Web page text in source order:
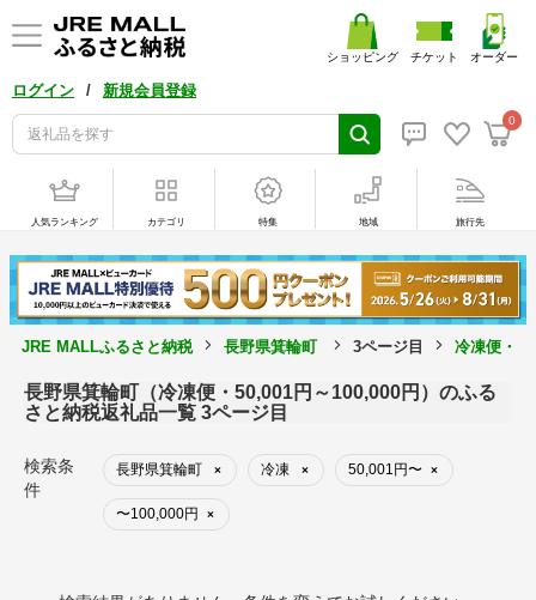
ログイン / 新規会員登録
0
ショッピング チケット オーダー
人気ランキング カテゴリ 特集 地域 旅行先
JRE MALLふるさと納税 長野県箕輪町 3ページ目 冷凍便・
長野県箕輪町（冷凍便・50,001円～100,000円）のふる
さと納税返礼品一覧 3ページ目
検索条
件
長野県箕輪町 × 冷凍 × 50,001円〜 ×
〜100,000円 ×